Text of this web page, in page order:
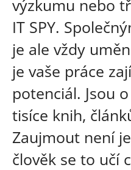
výzkumu nebo
IT SPY.
je ale vždy
je vaše práce
potenciál. Jsou
tisíce knih,
Zaujmout není
člověk se to učí